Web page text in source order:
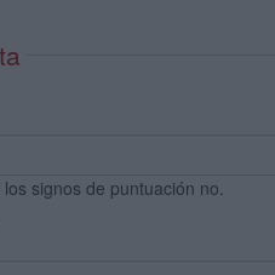
signos de puntuación no.